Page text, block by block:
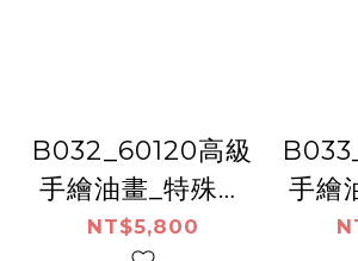
B032_60120高級
手繪油畫_特殊裂
紋畫
NT$5,800
手繪